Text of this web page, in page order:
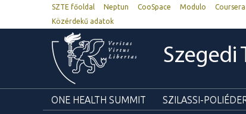
SZTE főoldal Neptun CooSpace Modulo
Közérdekű adatok
Szegedi
ONE HEALTH SUMMIT SZILASSI-